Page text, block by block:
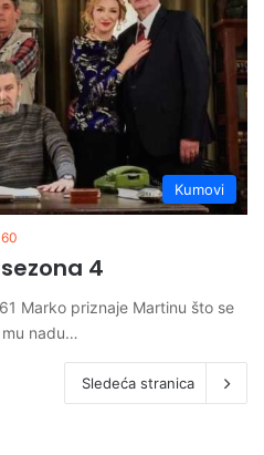
Kumovi
4
Marko priznaje Martinu što se
nadu…
Sledeća stranica